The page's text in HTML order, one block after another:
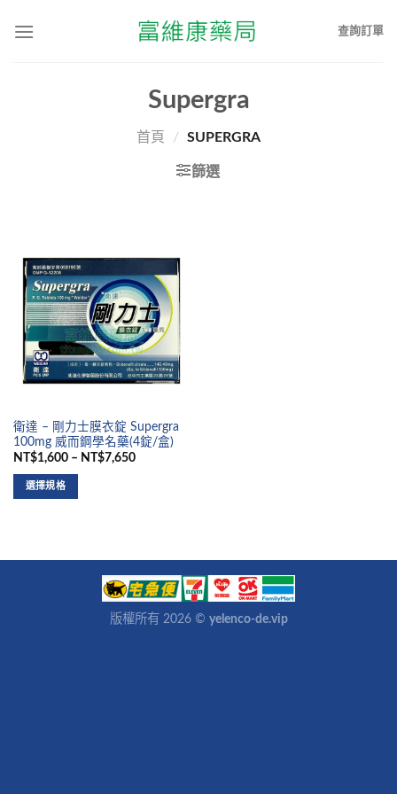
查詢訂單
Supergra
首頁 / SUPERGRA
篩選
衛達 – 剛力士膜衣錠 Supergra
100mg 威而鋼學名藥(4錠/盒)
NT$1,600 – NT$7,650
選擇規格
版權所有 2026 © yelenco-de.vip